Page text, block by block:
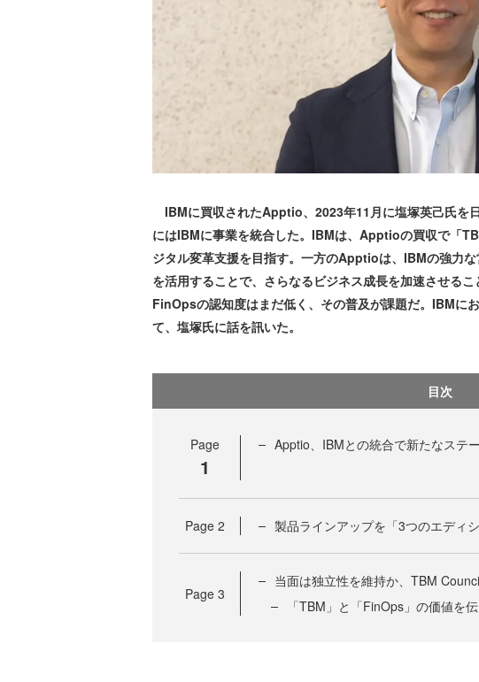
IBMに買収されたApptio、2023年11月に塩塚英己氏を
にはIBMに事業を統合した。IBMは、Apptioの買収で「
ジタル変革支援を目指す。一方のApptioは、IBMの強力
を活用することで、さらなるビジネス成長を加速させる
FinOpsの認知度はまだ低く、その普及が課題だ。IBMに
て、塩塚氏に話を訊いた。
目次
Page
1
Apptio、IBMとの統合で新たなステ
Page 2 製品ラインアップを「3つのエディ
Page 3
当面は独立性を維持か、TBM
「TBM」と「FinOps」の価値を